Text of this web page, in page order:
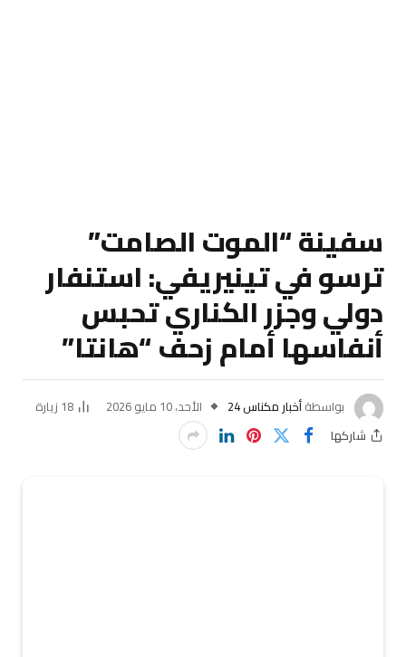
سفينة “الموت الصامت”
ترسو في تينيريفي: استنفار
دولي وجزر الكناري تحبس
أنفاسها أمام زحف “هانتا”
بواسطةأخبار مكناس 24 الأحد، 10 مايو 2026 18 زيارة
شاركها